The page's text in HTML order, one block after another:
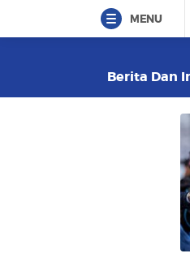
MENU
Berita Dan